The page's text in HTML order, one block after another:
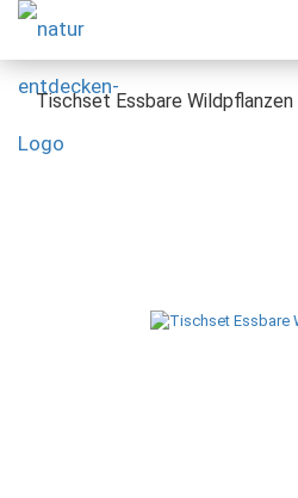
Tischset Essbare Wildpflanzen